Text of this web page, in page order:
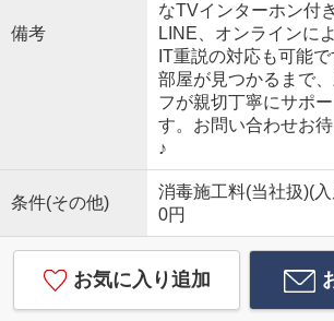
備考
なTVインターホン付
LINE、オンラインに
IT重説の対応も可能
部屋が見つかるまで
フが親切丁寧にサポ
す。お問い合わせお
♪
条件(その他)
消毒施工料(当社扱)(
0円
お気に入り追加